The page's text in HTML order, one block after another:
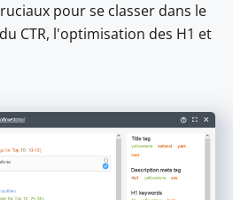
pour se classer dans le
CTR, l'optimisation des H1 et